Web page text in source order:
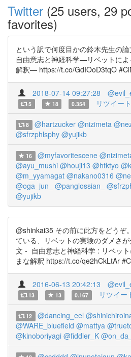
Twitter (25 users, 29
favorites)
という訳で何度目かの鈴木先生の
自由意志と神経科学—リベットに
解釈— https://t.co/GdIOoD3tqO
2018-07-14 09:27:28
5 18 0.354 リツイー
8 @hartzucker @nizimeta
@sfrzphlsphy @yujikb
16 @myfavoritescene
@ayu_mushi @houji13 @htktyo
@m_yyamagat @nakano0316
@oga_jun_
@panglossian_
@yujikb
@shinkai35 その前に此方をどうぞ
ている、リベットの実験のダメさ
文 - 自由意志と神経科学 : リベッ
まな解釈 https://t.co/qe2hCkLtAr
2016-06-13 20:42:13
13 13 0.167 リツイー
12 @dancing_eel
@WARE_bluefield @mattya
@kinoboriyagi @fiddler_K